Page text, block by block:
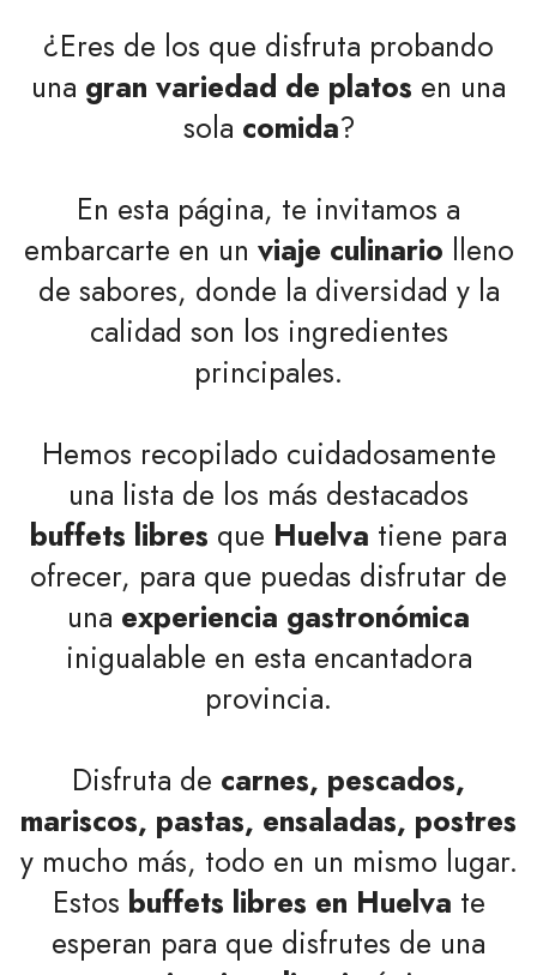
¿Eres de los que disfruta probando
una gran variedad de platos en una
sola comida?
En esta página, te invitamos a
embarcarte en un viaje culinario lleno
de sabores, donde la diversidad y la
calidad son los ingredientes
principales.
Hemos recopilado cuidadosamente
una lista de los más destacados
buffets libres que Huelva tiene para
ofrecer, para que puedas disfrutar de
una experiencia gastronómica
inigualable en esta encantadora
provincia.
Disfruta de carnes, pescados,
mariscos, pastas, ensaladas, postres
y mucho más, todo en un mismo lugar.
Estos buffets libres en Huelva te
esperan para que disfrutes de una